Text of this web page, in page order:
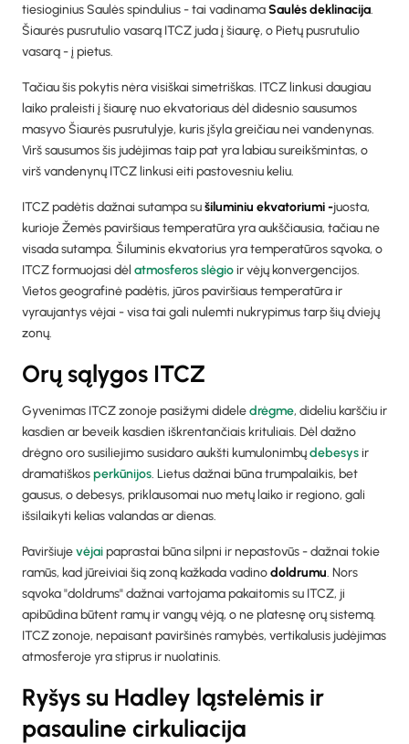
tiesioginius Saulės spindulius - tai vadinamaSaulės deklinacija.
Šiaurės pusrutulio vasarą ITCZ juda į šiaurę, o Pietų pusrutulio
vasarą - į pietus.
Tačiau šis pokytis nėra visiškai simetriškas. ITCZ linkusi daugiau
laiko praleisti į šiaurę nuo ekvatoriaus dėl didesnio sausumos
masyvo Šiaurės pusrutulyje, kuris įšyla greičiau nei vandenynas.
Virš sausumos šis judėjimas taip pat yra labiau sureikšmintas, o
virš vandenynų ITCZ linkusi eiti pastovesniu keliu.
ITCZ padėtis dažnai sutampa sušiluminiu ekvatoriumi -juosta,
kurioje Žemės paviršiaus temperatūra yra aukščiausia, tačiau ne
visada sutampa. Šiluminis ekvatorius yra temperatūros sąvoka, o
ITCZ formuojasi dėl atmosferos slėgioir vėjų konvergencijos.
Vietos geografinė padėtis, jūros paviršiaus temperatūra ir
vyraujantys vėjai - visa tai gali nulemti nukrypimus tarp šių dviejų
zonų.
Orų sąlygos ITCZ
Gyvenimas ITCZ zonoje pasižymi dideledrėgme, dideliu karščiu ir
kasdien ar beveik kasdien iškrentančiais krituliais. Dėl dažno
drėgno oro susiliejimo susidaro aukšti kumulonimbųdebesysir
dramatiškosperkūnijos. Lietus dažnai būna trumpalaikis, bet
gausus, o debesys, priklausomai nuo metų laiko ir regiono, gali
išsilaikyti kelias valandas ar dienas.
Paviršiujevėjaipaprastai būna silpni ir nepastovūs - dažnai tokie
ramūs, kad jūreiviai šią zoną kažkada vadinodoldrumu. Nors
sąvoka "doldrums" dažnai vartojama pakaitomis su ITCZ, ji
apibūdina būtent ramų ir vangų vėją, o ne platesnę orų sistemą.
ITCZ zonoje, nepaisant paviršinės ramybės, vertikalusis judėjimas
atmosferoje yra stiprus ir nuolatinis.
Ryšys su Hadley ląstelėmis ir
pasauline cirkuliacija